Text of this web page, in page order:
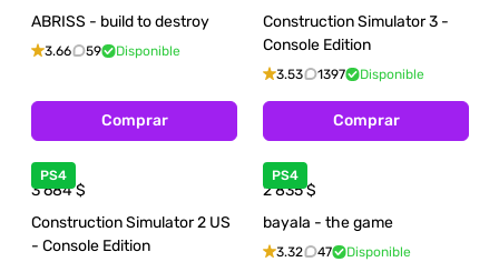
ABRISS - build to destroy
3.66 59 Disponible
Comprar
Construction Simulator 3 -
Console Edition
3.53 1397 Disponible
Comprar
PS4
3 684$
Construction Simulator 2 US
- Console Edition
PS4
2 835$
bayala - the game
3.32 47 Disponible